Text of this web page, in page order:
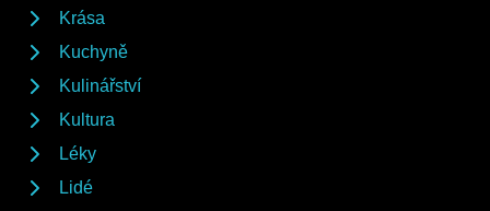
Krása
Kuchyně
Kulinářství
Kultura
Léky
Lidé